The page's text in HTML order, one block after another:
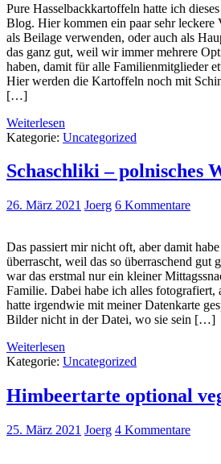
Pure Hasselbackkartoffeln hatte ich
Blog. Hier kommen ein paar sehr leckere
als Beilage verwenden, oder auch als
das ganz gut, weil wir immer mehrere
haben, damit für alle Familienmitglieder
Hier werden die Kartoffeln noch mit
[…]
Weiterlesen
Kategorie: Uncategorized
Schaschliki – polnisches
26. März 2021 Joerg 6 Kommentare
Das passiert mir nicht oft, aber damit
überrascht, weil das so überraschend gut
war das erstmal nur ein kleiner
Familie. Dabei habe ich alles fotografiert,
hatte irgendwie mit meiner Datenkarte
Bilder nicht in der Datei, wo sie sein […]
Weiterlesen
Kategorie: Uncategorized
Himbeertarte optional
25. März 2021 Joerg 4 Kommentare